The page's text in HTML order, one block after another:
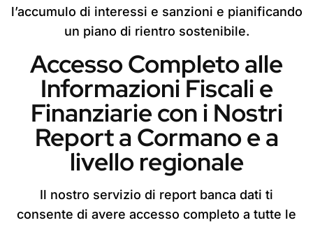
l’accumulo di interessi e sanzioni e pianificando
un piano di rientro sostenibile.
Accesso Completo alle
Informazioni Fiscali e
Finanziarie con i Nostri
Report a Cormano e a
livello regionale
Il nostro servizio di report banca dati ti
consente di avere accesso completo a tutte le